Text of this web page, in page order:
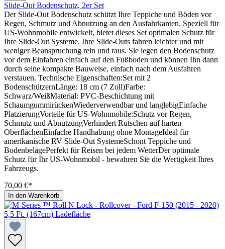
Slide-Out Bodenschutz, 2er Set
Der Slide-Out Bodenschutz schützt Ihre Teppiche und Böden vor
Regen, Schmutz und Abnutzung an den Ausfahrkanten. Speziell für
US-Wohnmobile entwickelt, bietet dieses Set optimalen Schutz für
Ihre Slide-Out Systeme. Ihre Slide-Outs fahren leichter und mit
weniger Beanspruchung rein und raus. Sie legen den Bodenschutz
vor dem Einfahren einfach auf den Fußboden und können Ihn dann
durch seine kompakte Bauweise, einfach nach dem Ausfahren
verstauen. Technische Eigenschaften:Set mit 2
BodenschützernLänge: 18 cm (7 Zoll)Farbe:
Schwarz/WeißMaterial: PVC-Beschichtung mit
SchaumgummirückenWiederverwendbar und langlebigEinfache
PlatzierungVorteile für US-Wohnmobile:Schutz vor Regen,
Schmutz und AbnutzungVerhindert Rutschen auf harten
OberflächenEinfache Handhabung ohne MontageIdeal für
amerikanische RV Slide-Out SystemeSchont Teppiche und
BodenbelägePerfekt für Reisen bei jedem WetterDer optimale
Schutz für Ihr US-Wohnmobil - bewahren Sie die Wertigkeit Ihres
Fahrzeugs.
70,00 €*
In den Warenkorb